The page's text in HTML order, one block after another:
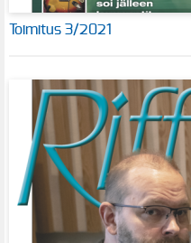
Toimitus 3/2021